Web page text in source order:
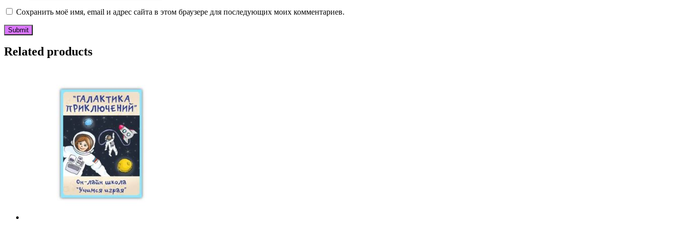
Сохранить моё имя, email и адрес сайта в этом браузере для последующих моих комментариев.
Related products